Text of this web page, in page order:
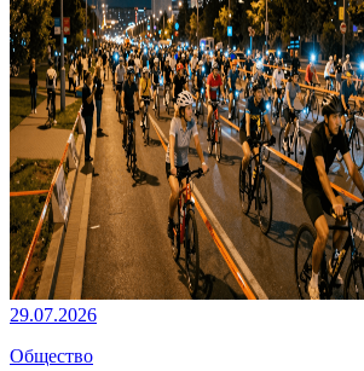
29.07.2026
Общество